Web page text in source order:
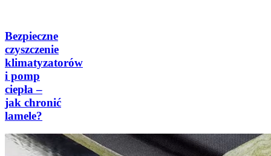
Bezpieczne
czyszczenie
klimatyzatorów
i pomp
ciepła –
jak chronić
lamele?